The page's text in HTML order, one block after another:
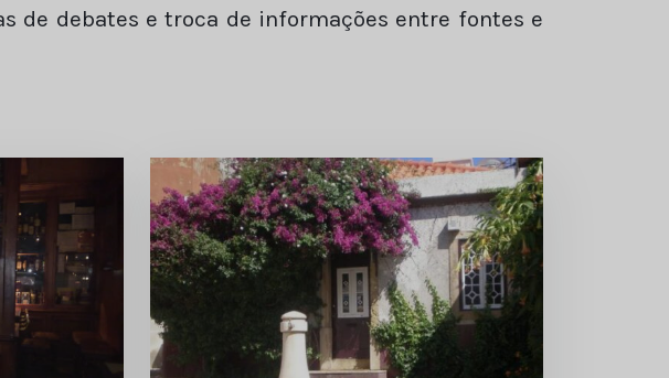
de debates e troca de informações entre fontes e